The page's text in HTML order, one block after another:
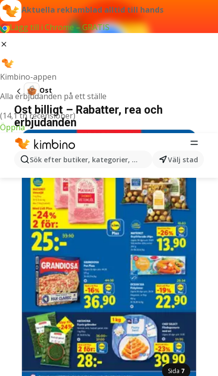
Aktuella reklamblad alltid till hands
Lägg till i Chrome – GRATIS
Kimbino-appen
Alla erbjudanden på ett ställe
(14,1 tn recensioner)
Öppna
Sök efter butiker, kategorier, produkter...Välj stad
Ost
Ost billigt – Rabatter, rea och
erbjudanden
Sida 7